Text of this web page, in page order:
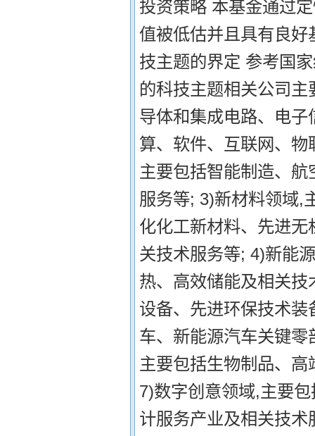
投资策略 本基金通过
值被低估并且具有良
技主题的界定 参考国
的科技主题相关公司
导体和集成电路、电
算、软件、互联网、
主要包括智能制造、
服务等; 3)新材料领域,
化化工新材料、先进
关技术服务等; 4)新能
热、高效储能及相关
设备、先进环保技术
车、新能源汽车关键
主要包括生物制品、
7)数字创意领域,主要
计服务产业及相关技